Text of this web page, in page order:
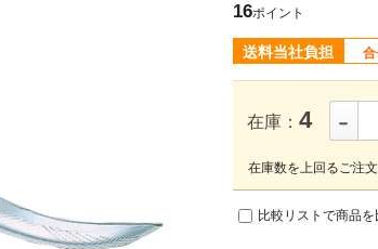
16ポイント
送料当社負担
在庫： 4 -
在庫数を上回るご注
比較リストで商品を